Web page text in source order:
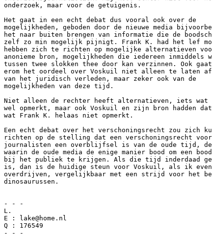
onderzoek, maar voor de getuigenis.
Het gaat in een echt debat dus vooral ook over de
mogelijkheden, geboden door de nieuwe media
het naar buiten brengen van informatie die de
zelf zo min mogelijk pijnigt. Frank K. had het lef
hebben zich te richten op mogelijke alternatieven
anonieme bron, mogelijkheden die iedereen inmiddels
tussen twee slokken thee door kan verzinnen. Ook
erom het oordeel over Voskuil niet alleen te laten
van het juridisch verleden, maar zeker ook van de
mogelijkheden van deze tijd.
Niet alleen de rechter heeft alternatieven, iets wat
wel opmerkt, maar ook Voskuil en zijn bron hadden
wat Frank K. helaas niet opmerkt.
Een echt debat over het verschoningsrecht zou zich
richten op de stelling dat een verschoningsrecht voor
journalisten een overblijfsel is van de oude tijd,
waarin de oude media de enige manier bood om een
bij het publiek te krijgen. Als die tijd inderdaad
is, dan is de huidige steun voor Voskuil, als ik even
overdrijven, vergelijkbaar met een strijd voor het
dinosaurussen.
- - -
L.
E : lake@home.nl
Q : 176549
- - -